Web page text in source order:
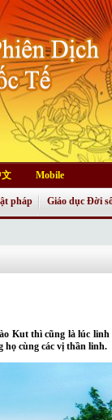
Mobile
pháp Giáo dục Đời
Kut thì cũng là lúc linh
họ cùng các vị thần linh.